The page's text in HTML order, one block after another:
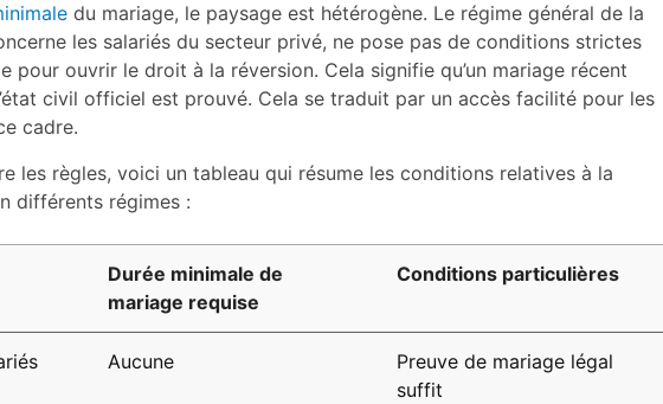
du mariage, le paysage est hétérogène. Le régime général de la
les salariés du secteur privé, ne pose pas de conditions strictes
pour ouvrir le droit à la réversion. Cela signifie qu’un mariage récent
civil officiel est prouvé. Cela se traduit par un accès facilité pour les
cadre.
les règles, voici un tableau qui résume les conditions relatives à la
différents régimes :
Durée minimale de
mariage requise
Conditions particulières
Aucune
Preuve de mariage légal
suffit